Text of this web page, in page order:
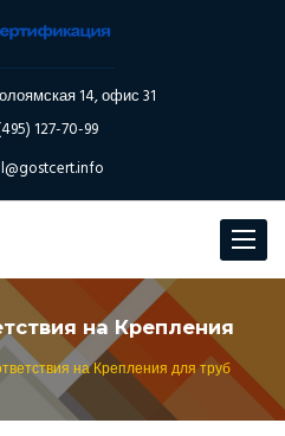
14, офис 31
127-70-99
Toggle
на Крепления
на Крепления для труб